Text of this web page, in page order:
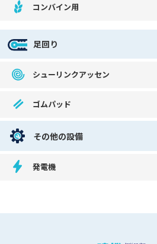
コンバイン用
足回り
シューリンクアッセン
ゴムパッド
その他の設備
発電機